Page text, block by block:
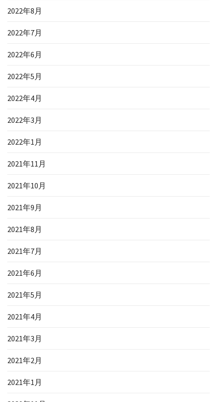
2022年8月
2022年7月
2022年6月
2022年5月
2022年4月
2022年3月
2022年1月
2021年11月
2021年10月
2021年9月
2021年8月
2021年7月
2021年6月
2021年5月
2021年4月
2021年3月
2021年2月
2021年1月